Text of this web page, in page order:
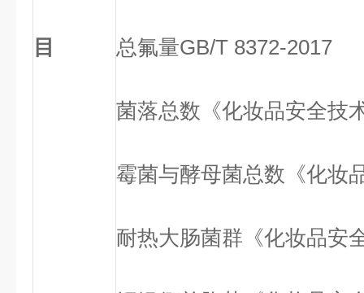
目 总氟量GB/T 8372-2017
菌落总数 《化妆品安全技
霉菌与酵母菌总数 《化妆
耐热大肠菌群 《化妆品安